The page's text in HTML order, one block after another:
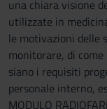
una chiara visione
utilizzate in
le motivazioni delle
monitorare, di
siano i requisiti
personale interno,
MODULO